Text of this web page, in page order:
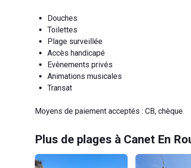
Douches
Toilettes
Plage surveillée
Accès handicapé
Evènements privés
Animations musicales
Transat
Moyens de paiement acceptés : CB, chèque.
Plus de plages à Canet En